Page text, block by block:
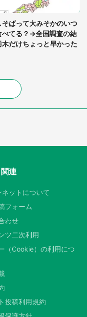
そばって大みそかのいつ
べてる？→全国調査の結
木だけちょっと早かった
連
ットについて
フォーム
わせ
ツ二次利用
（Cookie）の利用につ
投稿利用規約